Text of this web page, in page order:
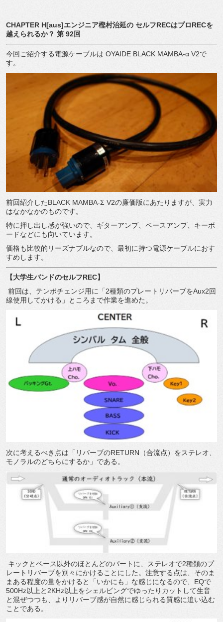
CHAPTER H[aus]エンジニア樫村治延の セルフRECはプロRECを
越えられるか？ 第 92回
今回ご紹介する電源ケーブルは OYAIDE BLACK MAMBA-α V2で
す。
前回紹介したBLACK MAMBA-Σ V2の廉価版にあたりますが、実力
はなかなかのものです。
特に押し出し感が強いので、ギターアンプ、ベースアンプ、キーボ
ードなどにも向いています。
価格も比較的リーズナブルなので、最初に持つ電源ケーブルにおす
すめします。
【大学生バンドのセルフREC】
前回は、テンポチェンジ用に「2種類のプレートリバーブをAux2回
線使用してかける」ところまで作業を進めた。
次に考えるべき点は「リバーブのRETURN（合流点）をステレオ、
モノラルのどちらにするか」である。
キックとベース以外のほとんどのパートに、ステレオで2種類のプ
レートリバーブを別々にかけることにした。注意する点は、そのま
まある程度の量をかけると「いかにも」な感じになるので、EQで
500Hz以上と2KHz以上をシェルビングでゆったりカットして生音
と混ぜつつも、よりリバーブ感が自然に感じられる質感に追い込む
ことである。